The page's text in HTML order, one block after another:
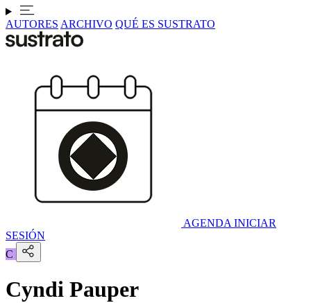
AUTORES ARCHIVO QUÉ ES SUSTRATO
AGENDA INICIAR
SESIÓN
C
Cyndi Pauper